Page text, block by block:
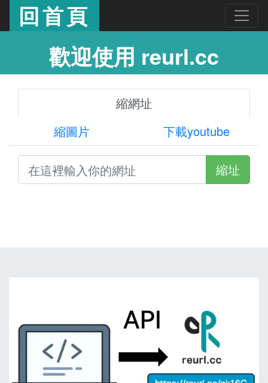
回首頁
歡迎使用 reurl.cc
縮網址
縮圖片
下載youtube
縮址